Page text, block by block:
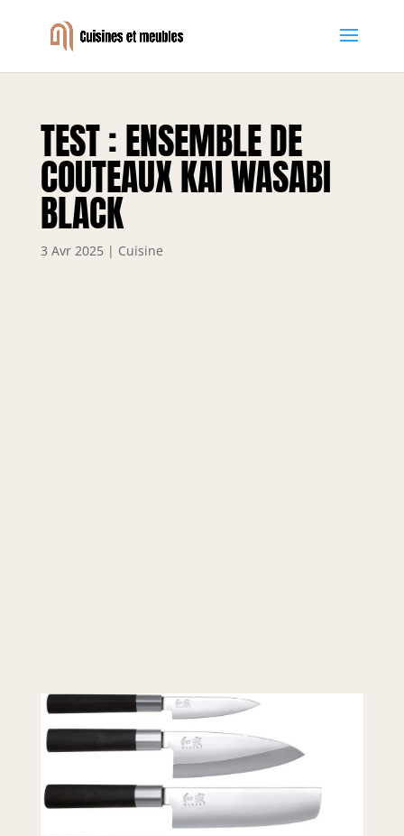
TEST : ENSEMBLE DE
COUTEAUX KAI WASABI
BLACK
3 Avr 2025 | Cuisine